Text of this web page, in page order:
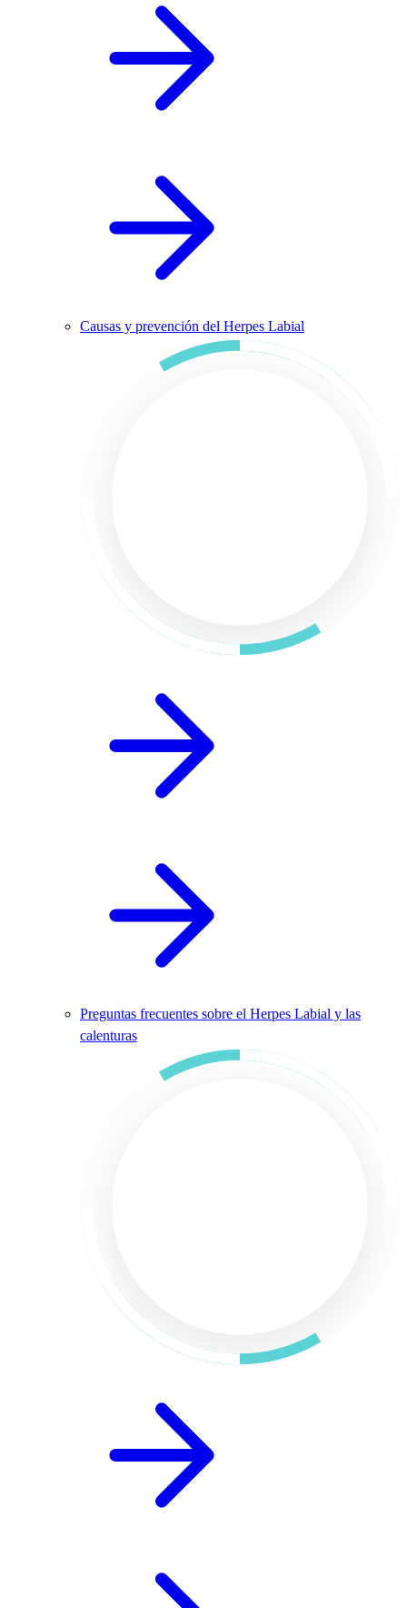
Causas y prevención del Herpes Labial
Preguntas frecuentes sobre el Herpes Labial y las
calenturas